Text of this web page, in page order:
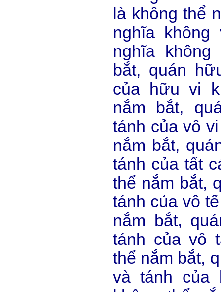
là không thể
nghĩa không
nghĩa
bắt, quán
của hữu vi
nắm bắt,
tánh của vô
nắm bắt,
tánh của tất
thể nắm bắt,
tánh của vô
nắm bắt,
tánh của vô
thể nắm bắt,
và tánh của